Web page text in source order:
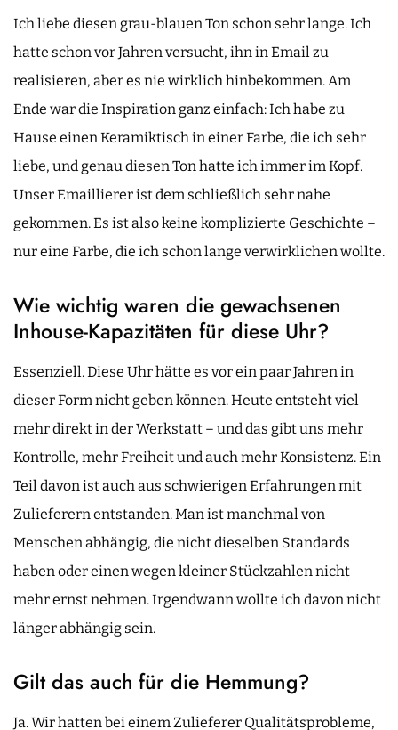
Ich liebe diesen grau-blauen Ton schon sehr lange. Ich
hatte schon vor Jahren versucht, ihn in Email zu
realisieren, aber es nie wirklich hinbekommen. Am
Ende war die Inspiration ganz einfach: Ich habe zu
Hause einen Keramiktisch in einer Farbe, die ich sehr
liebe, und genau diesen Ton hatte ich immer im Kopf.
Unser Emaillierer ist dem schließlich sehr nahe
gekommen. Es ist also keine komplizierte Geschichte –
nur eine Farbe, die ich schon lange verwirklichen wollte.
Wie wichtig waren die gewachsenen
Inhouse-Kapazitäten für diese Uhr?
Essenziell. Diese Uhr hätte es vor ein paar Jahren in
dieser Form nicht geben können. Heute entsteht viel
mehr direkt in der Werkstatt – und das gibt uns mehr
Kontrolle, mehr Freiheit und auch mehr Konsistenz. Ein
Teil davon ist auch aus schwierigen Erfahrungen mit
Zulieferern entstanden. Man ist manchmal von
Menschen abhängig, die nicht dieselben Standards
haben oder einen wegen kleiner Stückzahlen nicht
mehr ernst nehmen. Irgendwann wollte ich davon nicht
länger abhängig sein.
Gilt das auch für die Hemmung?
Ja. Wir hatten bei einem Zulieferer Qualitätsprobleme,